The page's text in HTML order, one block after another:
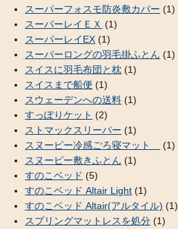
スーパーフォスモ防炎敷カバー (1)
スーパーレイＥＸ (1)
スーパーレイEX (1)
スーパーロングの羽毛掛ふとん (1)
スイスに羽毛布団と枕 (1)
スイスまで船便 (1)
スウェーデンへの送料 (1)
すっぽりケット (2)
ストマックスリーパー (1)
スヌーピー冷感ごろ寝マット
(1)
スヌーピー敷きふとん (1)
すのこベッド (5)
すのこベッド Altair Light (1)
すのこベッド Altair(アルタイル) (1)
スプリングマットレスを処分 (1)